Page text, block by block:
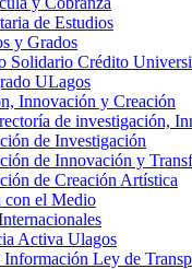
de Estudios
y Grados
Solidario Crédito
ULagos
Innovación y Creación
de investigación,
de Investigación
de Innovación y
de Creación Artística
con el Medio
Activa Ulagos
Ley de